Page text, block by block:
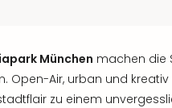
München machen die
Open-Air, urban und
zu einem